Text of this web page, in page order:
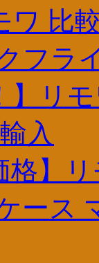
ワ 比
フラ
】リ
入
格】
ース